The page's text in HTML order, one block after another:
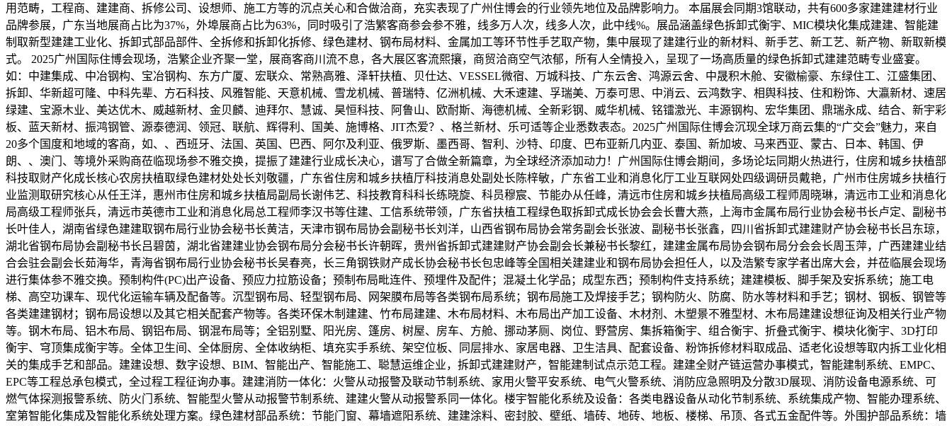
用范畴，工程商、建建商、拆修公司、设想师、施工方等的沉点关心和合做洽商，充实表现了广州住博会的行业领先地位及品牌影响力。 本届展会同期3馆联动，共有600多家建建建材行业
品牌参展，广东当地展商占比为37%，外埠展商占比为63%，同时吸引了浩繁客商参会参不雅，线多万人次，线多人次，此中线%。展品涵盖绿色拆卸式衡宇、MIC模块化集成建建、智能建
制取新型建建工业化、拆卸式部品部件、全拆修和拆卸化拆修、绿色建材、钢布局材料、金属加工等环节性手艺取产物，集中展现了建建行业的新材料、新手艺、新工艺、新产物、新取新模
式。 2025广州国际住博会现场，浩繁企业齐聚一堂，展商客商川流不息，各大展区客流熙攘，商贸洽商空气浓郁，所有人全情投入，呈现了一场高质量的绿色拆卸式建建范畴专业盛宴。
如：中建集成、中冶钢构、宝冶钢构、东方广厦、宏联众、常熟高雅、泽轩扶植、贝仕达、VESSEL微宿、万城科技、广东云舍、鸿源云舍、中晟积木舱、安徽榆豪、东绿住工、江盛集团、
拆卸、华新超可隆、中科先辈、方石科技、风雅智能、天意机械、雪龙机械、普瑞特、亿洲机械、大禾速建、孚瑞美、万泰可思、中消云、云鸿数字、相舆科技、住和粉饰、大瀛新材、速居
绿建、宝源木业、美达优木、威越新材、金贝麟、迪拜尔、慧诚、昊恒科技、阿鲁山、欧耐斯、海德机械、全新彩钢、威华机械、铭镭激光、丰源钢构、宏华集团、鼎瑞永成、结合、新宇彩
板、蓝天新材、振鸿钢管、源泰德润、领冠、联航、辉得利、国美、施博格、JIT杰爱？、格兰新材、乐可适等企业悉数表态。2025广州国际住博会沉现全球万商云集的“广交会”魅力，来自
20多个国度和地域的客商，如、、西班牙、法国、英国、巴西、阿尔及利亚、俄罗斯、墨西哥、智利、沙特、印度、巴布亚新几内亚、泰国、新加坡、马来西亚、蒙古、日本、韩国、伊
朗、、澳门、等境外采购商莅临现场参不雅交换，提振了建建行业成长决心，谱写了合做全新篇章，为全球经济添加动力！广州国际住博会期间，多场论坛同期火热进行，住房和城乡扶植部
科技取财产化成长核心农房扶植取绿色建材处处长刘敬疆，广东省住房和城乡扶植厅科技消息处副处长陈梓敏，广东省工业和消息化厅工业互联网处四级调研员戴艳，广州市住房城乡扶植行
业监测取研究核心从任王洋，惠州市住房和城乡扶植局副局长谢伟艺、科技教育科科长练晓旋、科员穆宸、节能办从任峰，清远市住房和城乡扶植局高级工程师周晓琳，清远市工业和消息化
局高级工程师张兵，清远市英德市工业和消息化局总工程师李汉书等住建、工信系统带领，广东省扶植工程绿色取拆卸式成长协会会长曹大燕，上海市金属布局行业协会秘书长卢定、副秘书
长叶佳人，湖南省绿色建建取钢布局行业协会秘书长黄洁，天津市钢布局协会副秘书长刘洋，山西省钢布局协会常务副会长张波、副秘书长张鑫，四川省拆卸式建建财产协会秘书长吕东琼，
湖北省钢布局协会副秘书长吕碧茵，湖北省建建业协会钢布局分会秘书长许朝晖，贵州省拆卸式建建财产协会副会长兼秘书长黎红，建建金属布局协会钢布局分会会长周玉萍，广西建建业结
合会驻会副会长茹海华，青海省钢布局行业协会秘书长吴春亮，长三角钢铁财产成长协会秘书长包忠峰等全国相关建建业和钢布局协会担任人，以及浩繁专家学者出席大会，并莅临展会现场
进行集体参不雅交换。预制构件(PC)出产设备、预应力拉筋设备；预制布局毗连件、预埋件及配件；混凝土化学品；成型东西；预制构件支持系统；建建模板、脚手架及安拆系统；施工电
梯、高空功课车、现代化运输车辆及配备等。沉型钢布局、轻型钢布局、网架膜布局等各类钢布局系统；钢布局施工及焊接手艺；钢构防火、防腐、防水等材料和手艺；钢材、钢板、钢管等
各类建建钢材；钢布局设想以及其它相关配套产物等。各类环保木制建建、竹布局建建、木布局材料、木布局出产加工设备、木材剂、木塑景不雅型材、木布局建建设想征询及相关行业产物
等。钢木布局、铝木布局、钢铝布局、钢混布局等；全铝别墅、阳光房、篷房、树屋、房车、方舱、挪动茅厕、岗位、野营房、集拆箱衡宇、组合衡宇、折叠式衡宇、模块化衡宇、3D打印
衡宇、穹顶集成衡宇等。全体卫生间、全体厨房、全体收纳柜、填充实手系统、架空位板、同层排水、家居电器、卫生洁具、配套设备、粉饰拆修材料取成品、适老化设想等取内拆工业化相
关的集成手艺和部品。建建设想、数字设想、BIM、智能出产、智能施工、聪慧运维企业，拆卸式建建财产，智能建制试点示范工程。建建全财产链运营办事模式，智能建制系统、EMPC、
EPC等工程总承包模式，全过程工程征询办事。建建消防一体化：火警从动报警及联动节制系统、家用火警平安系统、电气火警系统、消防应急照明及分散3D展现、消防设备电源系统、可
燃气体探测报警系统、防火门系统、智能型火警从动报警节制系统、建建火警从动报警系同一体化。楼宇智能化系统及设备：各类电器设备从动化节制系统、系统集成产物、智能办理系统、
室第智能化集成及智能化系统处理方案。绿色建材部品系统：节能门窗、幕墙遮阳系统、建建涂料、密封胶、壁纸、墙砖、地砖、地板、楼梯、吊顶、各式五金配件等。外围护部品系统：墙